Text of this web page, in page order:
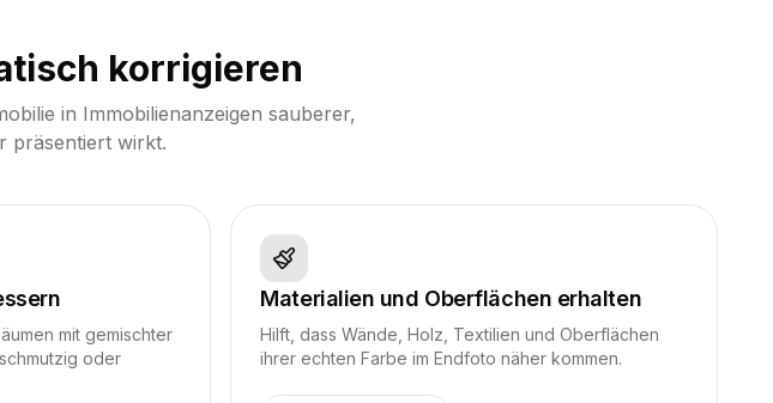
korrigieren
in Immobilienanzeigen sauberer,
präsentiert wirkt.
mit gemischter
oder
Materialien und Oberflächen erhalten
Hilft, dass Wände, Holz, Textilien und Oberflächen
ihrer echten Farbe im Endfoto näher kommen.